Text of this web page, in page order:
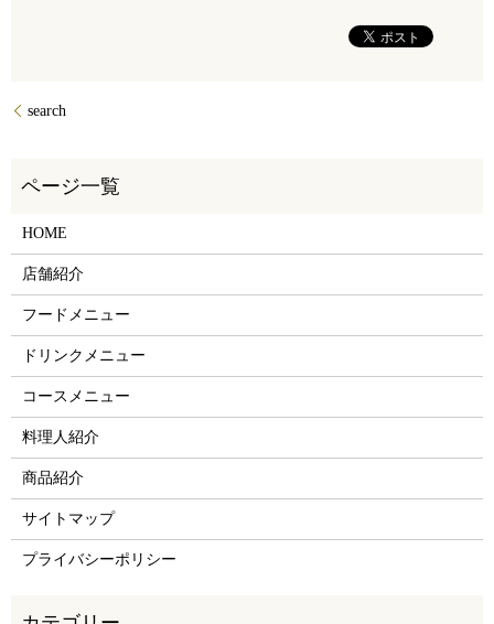
search
HOME
店舗紹介
フードメニュー
ドリンクメニュー
コースメニュー
料理人紹介
商品紹介
サイトマップ
プライバシーポリシー